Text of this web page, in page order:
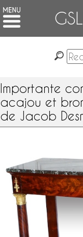
Importante
acajou et
de Jacob